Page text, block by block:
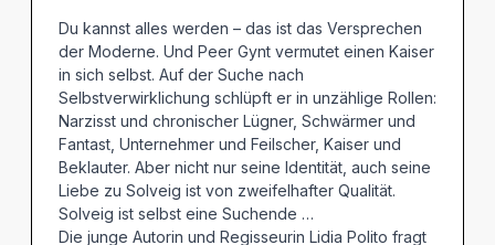
Du kannst alles werden – das ist das Versprechen
der Moderne. Und Peer Gynt vermutet einen Kaiser
in sich selbst. Auf der Suche nach
Selbstverwirklichung schlüpft er in unzählige Rollen:
Narzisst und chronischer Lügner, Schwärmer und
Fantast, Unternehmer und Feilscher, Kaiser und
Beklauter. Aber nicht nur seine Identität, auch seine
Liebe zu Solveig ist von zweifelhafter Qualität.
Solveig ist selbst eine Suchende …
Die junge Autorin und Regisseurin Lidia Polito fragt